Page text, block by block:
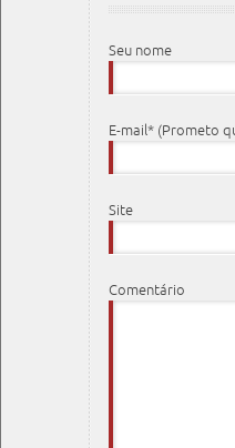
Seu nome
E-mail* (Prometo
Site
Comentário